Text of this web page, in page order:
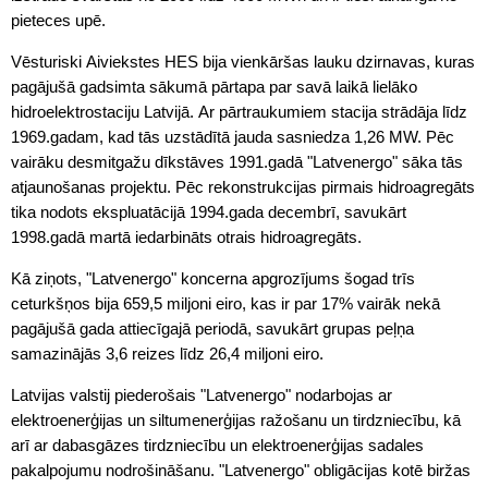
pieteces upē.
Vēsturiski Aiviekstes HES bija vienkāršas lauku dzirnavas, kuras
pagājušā gadsimta sākumā pārtapa par savā laikā lielāko
hidroelektrostaciju Latvijā. Ar pārtraukumiem stacija strādāja līdz
1969.gadam, kad tās uzstādītā jauda sasniedza 1,26 MW. Pēc
vairāku desmitgažu dīkstāves 1991.gadā "Latvenergo" sāka tās
atjaunošanas projektu. Pēc rekonstrukcijas pirmais hidroagregāts
tika nodots ekspluatācijā 1994.gada decembrī, savukārt
1998.gadā martā iedarbināts otrais hidroagregāts.
Kā ziņots, "Latvenergo" koncerna apgrozījums šogad trīs
ceturkšņos bija 659,5 miljoni eiro, kas ir par 17% vairāk nekā
pagājušā gada attiecīgajā periodā, savukārt grupas peļņa
samazinājās 3,6 reizes līdz 26,4 miljoni eiro.
Latvijas valstij piederošais "Latvenergo" nodarbojas ar
elektroenerģijas un siltumenerģijas ražošanu un tirdzniecību, kā
arī ar dabasgāzes tirdzniecību un elektroenerģijas sadales
pakalpojumu nodrošināšanu. "Latvenergo" obligācijas kotē biržas